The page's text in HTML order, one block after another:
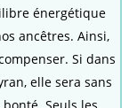
énergétique
ancêtres. Ainsi,
Si dans
elle sera sans